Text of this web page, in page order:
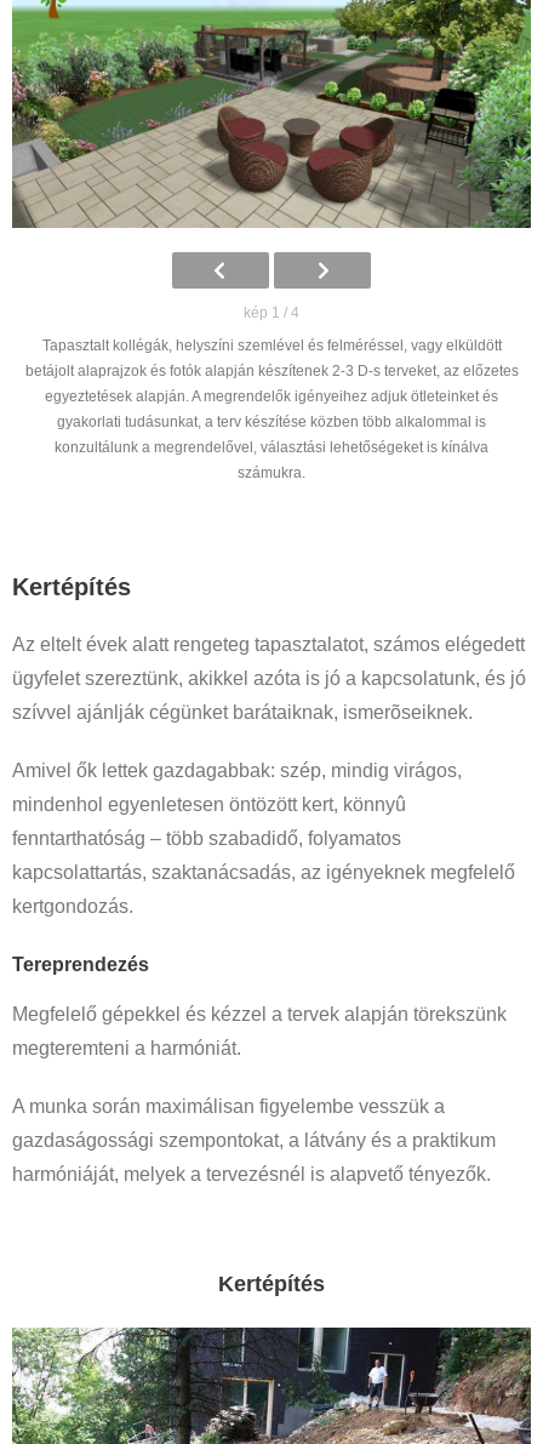
kép 1 / 4
Tapasztalt kollégák, helyszíni szemlével és felméréssel, vagy elküldött
betájolt alaprajzok és fotók alapján készítenek 2-3 D-s terveket, az előzetes
egyeztetések alapján. A megrendelők igényeihez adjuk ötleteinket és
gyakorlati tudásunkat, a terv készítése közben több alkalommal is
konzultálunk a megrendelővel, választási lehetőségeket is kínálva
számukra.
Kertépítés
Az eltelt évek alatt rengeteg tapasztalatot, számos elégedett
ügyfelet szereztünk, akikkel azóta is jó a kapcsolatunk, és jó
szívvel ajánlják cégünket barátaiknak, ismerõseiknek.
Amivel ők lettek gazdagabbak: szép, mindig virágos,
mindenhol egyenletesen öntözött kert, könnyû
fenntarthatóság – több szabadidő, folyamatos
kapcsolattartás, szaktanácsadás, az igényeknek megfelelő
kertgondozás.
Tereprendezés
Megfelelő gépekkel és kézzel a tervek alapján törekszünk
megteremteni a harmóniát.
A munka során maximálisan figyelembe vesszük a
gazdaságossági szempontokat, a látvány és a praktikum
harmóniáját, melyek a tervezésnél is alapvető tényezők.
Kertépítés